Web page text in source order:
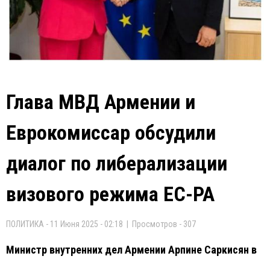
Глава МВД Армении и
Еврокомиссар обсудили
диалог по либерализации
визового режима ЕС-РА
ПОЛИТИКА - 11 Июня 2025 - 02:18 | Просмотров - 307
Министр внутренних дел Армении Арпине Саркисян в